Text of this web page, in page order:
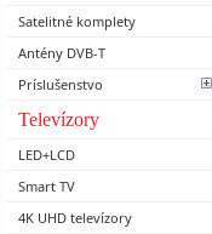
Satelitné komplety
Antény DVB-T
Príslušenstvo
Televízory
LED+LCD
Smart TV
4K UHD televízory